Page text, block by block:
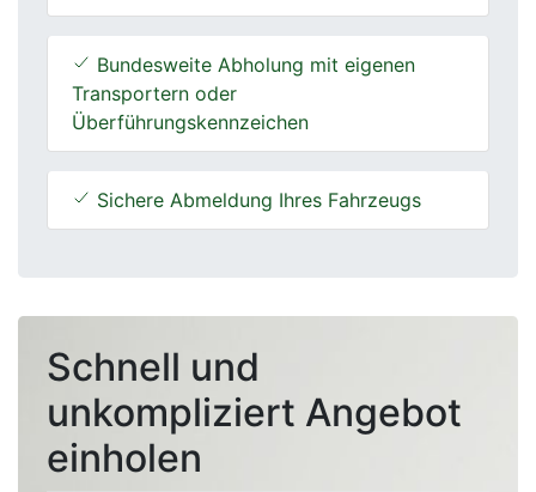
Bundesweite Abholung mit eigenen
Transportern oder
Überführungskennzeichen
Sichere Abmeldung Ihres Fahrzeugs
Schnell und
unkompliziert Angebot
einholen